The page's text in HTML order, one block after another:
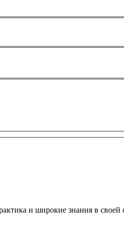
и широкие знания в своей